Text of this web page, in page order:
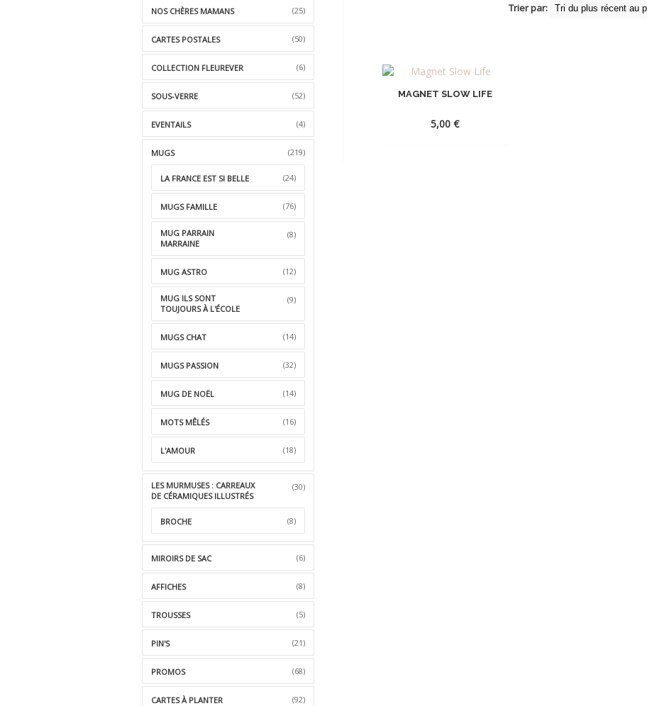
Trier par:
MAGNET SLOW LIFE
5,00€
NOS CHÈRES MAMANS (25)
CARTES POSTALES (50)
COLLECTION FLEUREVER (6)
SOUS-VERRE (52)
EVENTAILS (4)
MUGS (219)
LA FRANCE EST SI BELLE (24)
MUGS FAMILLE (76)
MUG PARRAIN
MARRAINE
(8)
MUG ASTRO (12)
MUG ILS SONT
TOUJOURS À L'ÉCOLE
(9)
MUGS CHAT (14)
MUGS PASSION (32)
MUG DE NOËL (14)
MOTS MÊLÉS (16)
L'AMOUR (18)
LES MURMUSES : CARREAUX
DE CÉRAMIQUES ILLUSTRÉS
(30)
BROCHE (8)
MIROIRS DE SAC (6)
AFFICHES (8)
TROUSSES (5)
PIN'S (21)
PROMOS (68)
CARTES À PLANTER (92)